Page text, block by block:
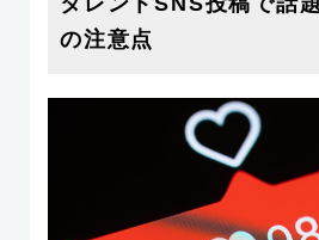
の注意点